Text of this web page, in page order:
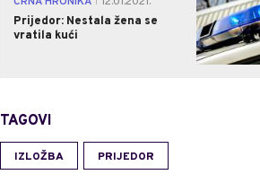
Prijedor: Nestala žena se
vratila kući
TAGOVI
IZLOŽBA PRIJEDOR